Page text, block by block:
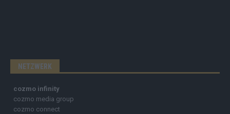
NETZWERK
cozmo infinity
cozmo media group
cozmo connect